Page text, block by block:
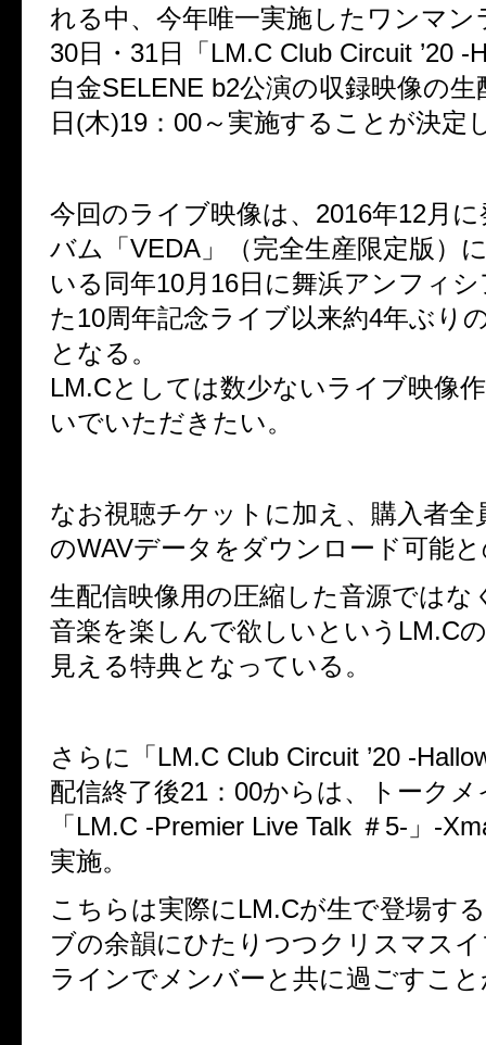
れる中、今年唯一実施したワンマン
30日・31日「LM.C Club Circuit ’20 -
白金SELENE b2公演の収録映像の生
日(木)19：00～実施することが決定
今回のライブ映像は、2016年12月
バム「VEDA」（完全生産限定版）
いる同年10月16日に舞浜アンフィ
た10周年記念ライブ以来約4年ぶり
となる。
LM.Cとしては数少ないライブ映像
いでいただきたい。
なお視聴チケットに加え、購入者全
のWAVデータをダウンロード可能
生配信映像用の圧縮した音源ではな
音楽を楽しんで欲しいというLM.C
見える特典となっている。
さらに「LM.C Club Circuit ’20 -
配信終了後21：00からは、トーク
「LM.C -Premier Live Talk ＃5-」-
実施。
こちらは実際にLM.Cが生で登場す
ブの余韻にひたりつつクリスマス
ラインでメンバーと共に過ごすこ